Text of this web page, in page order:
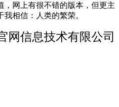
，网上有很不错的版本，但更主
相信：人类的繁荣。
网信息技术有限公司